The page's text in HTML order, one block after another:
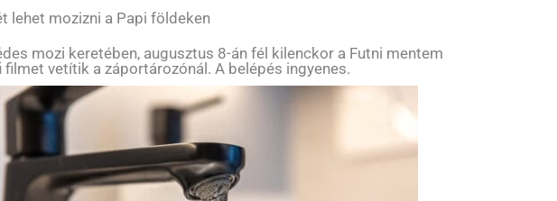
lehet mozizni a Papi földeken
mozi keretében, augusztus 8-án fél kilenckor a Futni mentem
filmet vetítik a záportározónál. A belépés ingyenes.